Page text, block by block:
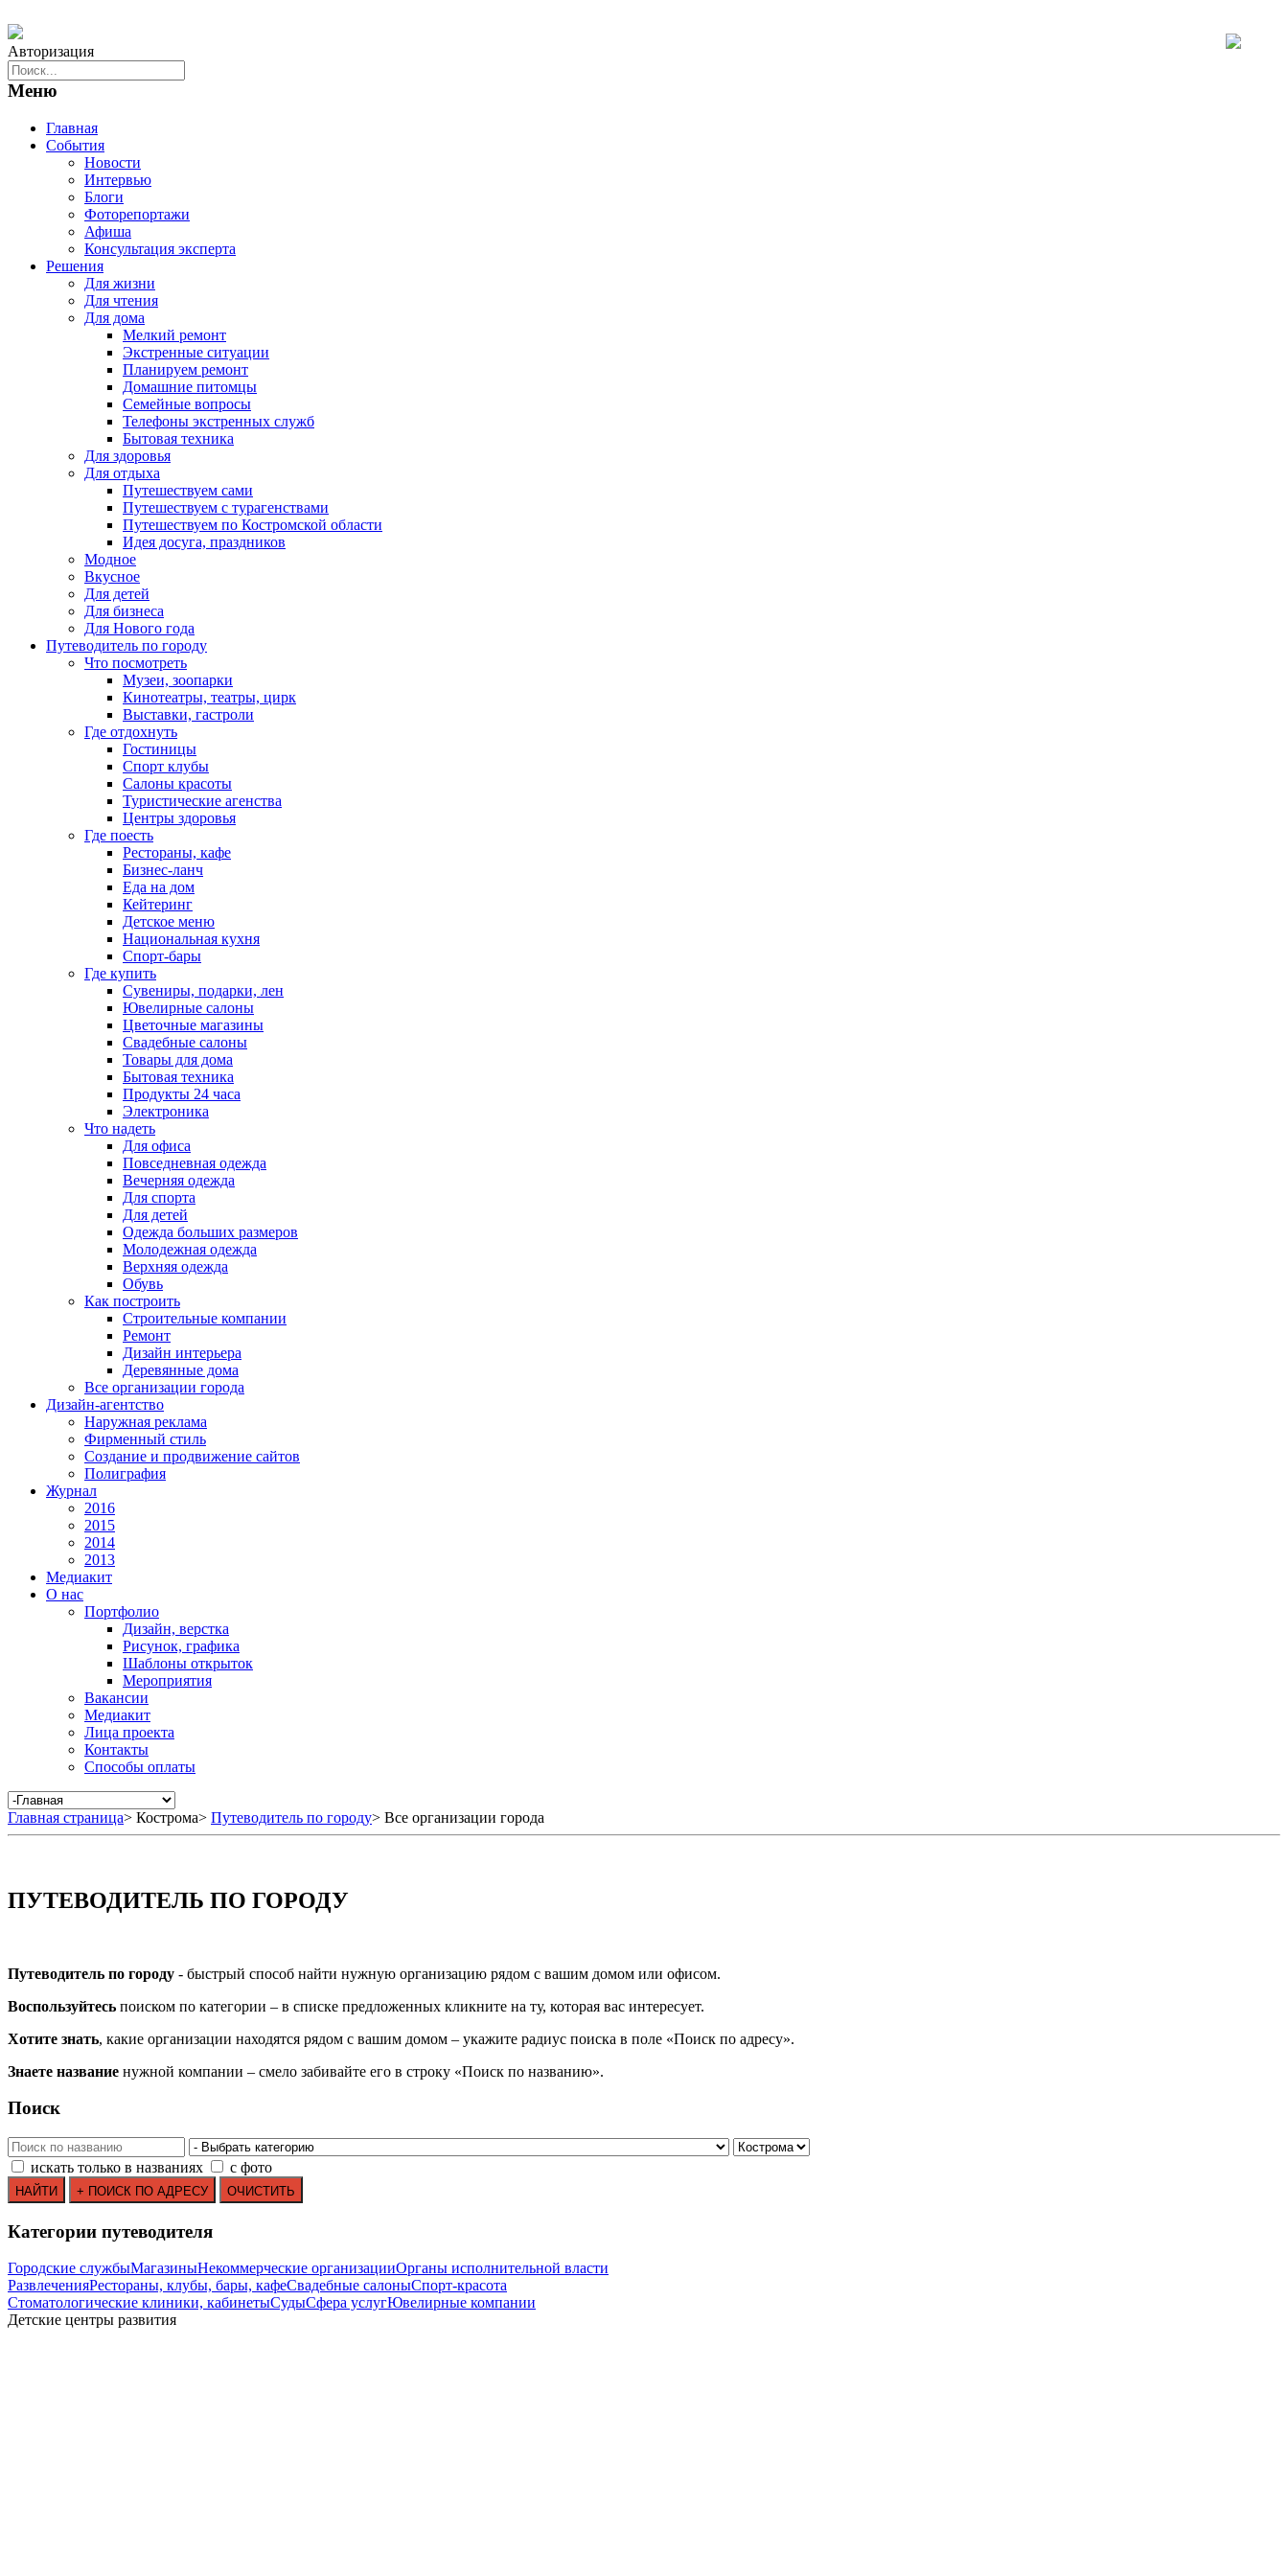
Авторизация
Меню
Главная
События
Новости
Интервью
Блоги
Фоторепортажи
Афиша
Консультация эксперта
Решения
Для жизни
Для чтения
Для дома
Мелкий ремонт
Экстренные ситуации
Планируем ремонт
Домашние питомцы
Семейные вопросы
Телефоны экстренных служб
Бытовая техника
Для здоровья
Для отдыха
Путешествуем сами
Путешествуем с турагенствами
Путешествуем по Костромской области
Идея досуга, праздников
Модное
Вкусное
Для детей
Для бизнеса
Для Нового года
Путеводитель по городу
Что посмотреть
Музеи, зоопарки
Кинотеатры, театры, цирк
Выставки, гастроли
Где отдохнуть
Гостиницы
Спорт клубы
Салоны красоты
Туристические агенства
Центры здоровья
Где поесть
Рестораны, кафе
Бизнес-ланч
Еда на дом
Кейтеринг
Детское меню
Национальная кухня
Спорт-бары
Где купить
Сувениры, подарки, лен
Ювелирные салоны
Цветочные магазины
Свадебные салоны
Товары для дома
Бытовая техника
Продукты 24 часа
Электроника
Что надеть
Для офиса
Повседневная одежда
Вечерняя одежда
Для спорта
Для детей
Одежда больших размеров
Молодежная одежда
Верхняя одежда
Обувь
Как построить
Строительные компании
Ремонт
Дизайн интерьера
Деревянные дома
Все организации города
Дизайн-агентство
Наружная реклама
Фирменный стиль
Создание и продвижение сайтов
Полиграфия
Журнал
2016
2015
2014
2013
Медиакит
О нас
Портфолио
Дизайн, верстка
Рисунок, графика
Шаблоны открыток
Мероприятия
Вакансии
Медиакит
Лица проекта
Контакты
Способы оплаты
Главная страница> Кострома> Путеводитель по городу> Все организации города
ПУТЕВОДИТЕЛЬ ПО ГОРОДУ
Путеводитель по городу - быстрый способ найти нужную организацию рядом с вашим домом или офисом.
Воспользуйтесь поиском по категории – в списке предложенных кликните на ту, которая вас интересует.
Хотите знать, какие организации находятся рядом с вашим домом – укажите радиус поиска в поле «Поиск по адресу».
Знаете название нужной компании – смело забивайте его в строку «Поиск по названию».
Поиск
искать только в названиях с фото
Категории путеводителя
Городские службыМагазиныНекоммерческие организацииОрганы исполнительной власти
РазвлеченияРестораны, клубы, бары, кафеСвадебные салоныСпорт-красота
Стоматологические клиники, кабинетыСудыСфера услугЮвелирные компании
Детские центры развития